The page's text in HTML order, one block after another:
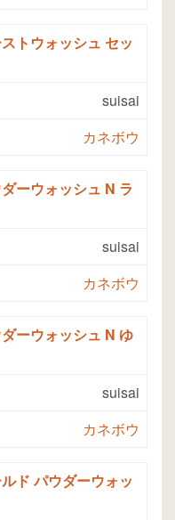
トウォッシュ セッ
suisai
カネボウ
ーウォッシュ N ラ
suisai
カネボウ
ーウォッシュ N ゆ
suisai
カネボウ
ド パウダーウォッ